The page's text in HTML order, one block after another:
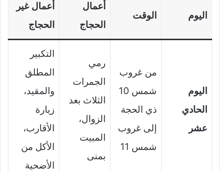
اليوم الوقت
أعمال
الحجاج
أعمال غير
الحجاج
اليوم
الحادي
عشر
من غروب
شمس 10
ذي الحجة
إلى غروب
شمس 11
رمي
الجمرات
الثلاث بعد
الزوال،
المبيت
بمنى
التكبير
المطلق
والمقيد،
زيارة
الأقارب،
الأكل من
الأضحية